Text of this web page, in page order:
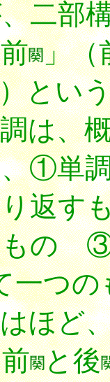
二部
」（
とい
は、
、①単
返す
もの
一つ
ほど
と後